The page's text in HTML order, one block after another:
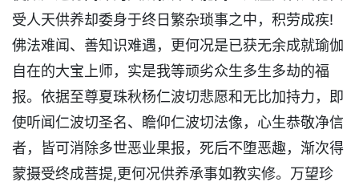
受人天供养却委身于终日繁杂琐事之中，积劳成疾!
佛法难闻、善知识难遇，更何况是已获无余成就瑜伽
自在的大宝上师，实是我等顽劣众生多生多劫的福
报。依据至尊夏珠秋杨仁波切悲愿和无比加持力，即
使听闻仁波切圣名、瞻仰仁波切法像，心生恭敬净信
者，皆可消除多世恶业果报，死后不堕恶趣，渐次得
蒙摄受终成菩提,更何况供养承事如教实修。万望珍